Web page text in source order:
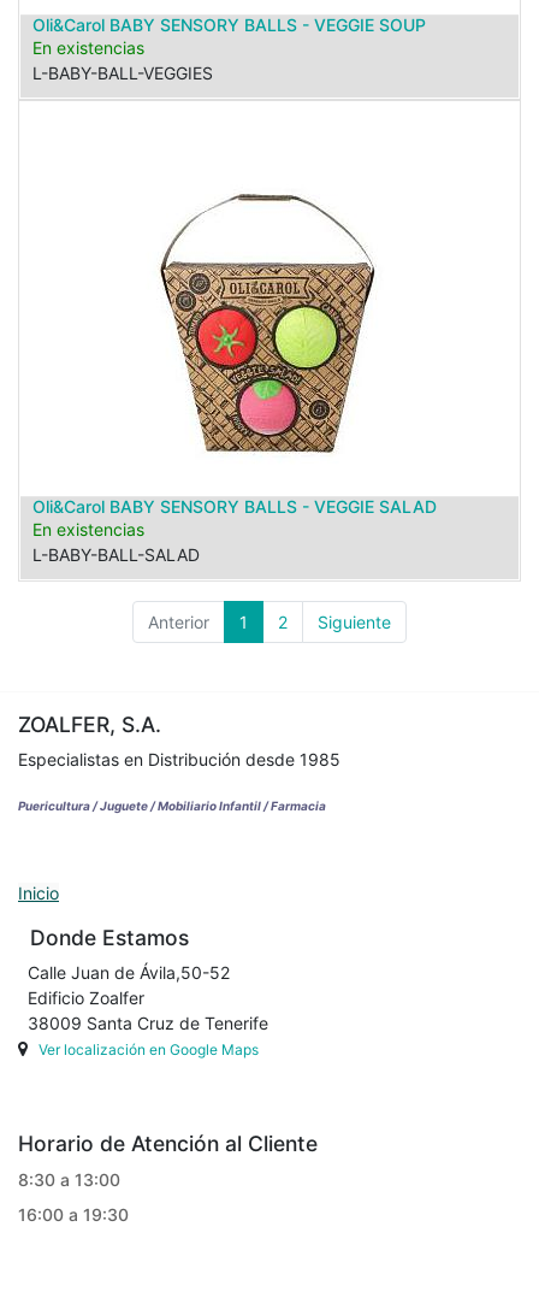
Oli&Carol BABY SENSORY BALLS - VEGGIE SOUP
En existencias
L-BABY-BALL-VEGGIES
Oli&Carol BABY SENSORY BALLS - VEGGIE SALAD
En existencias
L-BABY-BALL-SALAD
Anterior 1 2 Siguiente
ZOALFER, S.A.
Especialistas en Distribución desde 1985
Puericultura / Juguete / Mobiliario Infantil / Farmacia
Inicio
Donde Estamos
Calle Juan de Ávila,50-52
Edificio Zoalfer
38009 Santa Cruz de Tenerife
Ver localización en Google Maps
Horario de Atención al Cliente
8:30 a 13:00
16:00 a 19:30